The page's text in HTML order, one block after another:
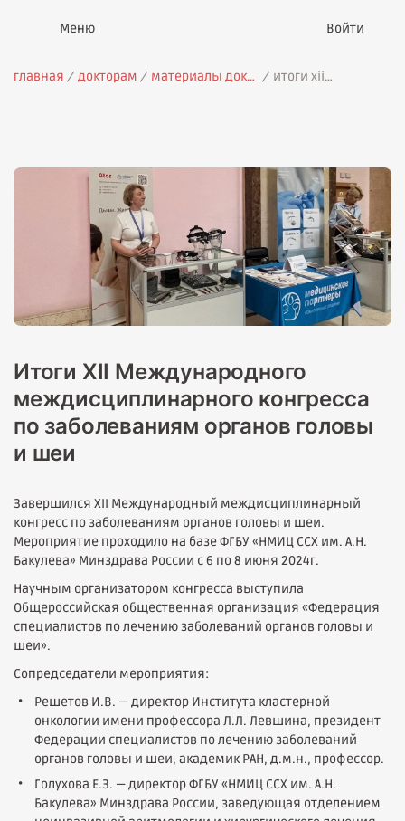
Войти
главная докторам материалы докторам
итоги xii
органов головы и
шеи
Итоги XII Международного
междисциплинарного конгресса
по заболеваниям органов головы
и шеи
Завершился XII Международный междисциплинарный
конгресс по заболеваниям органов головы и шеи.
Мероприятие проходило на базе ФГБУ «НМИЦ ССХ им. А.Н.
Бакулева» Минздрава России с 6 по 8 июня 2024г.
Научным организатором конгресса выступила
Общероссийская общественная организация «Федерация
специалистов по лечению заболеваний органов головы и
шеи».
Сопредседатели мероприятия:
Решетов И.В. — директор Института кластерной
онкологии имени профессора Л.Л. Левшина, президент
Федерации специалистов по лечению заболеваний
органов головы и шеи, академик РАН, д.м.н., профессор.
Голухова Е.З. — директор ФГБУ «НМИЦ ССХ им. А.Н.
Бакулева» Минздрава России, заведующая отделением